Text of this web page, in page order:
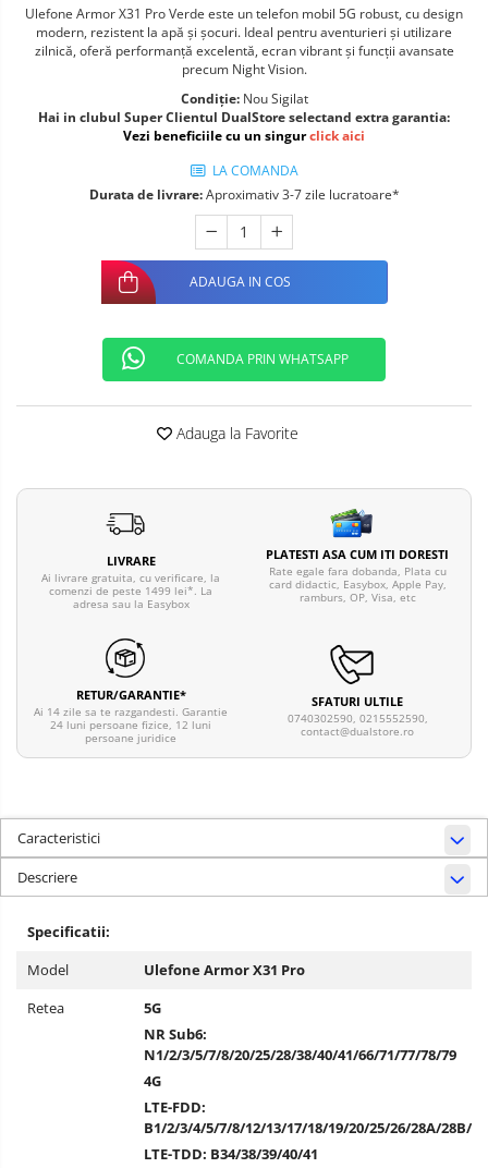
Telefoane mobile ALTE BRANDURI
Ulefone Armor X31 Pro Verde este un telefon mobil 5G robust, cu design
modern, rezistent la apă și șocuri. Ideal pentru aventurieri și utilizare
zilnică, oferă performanță excelentă, ecran vibrant și funcții avansate
precum Night Vision.
Condiție: Nou Sigilat
Hai in clubul Super Clientul DualStore selectand extra garantia:
Vezi beneficiile cu un singurclick aici
LA COMANDA
Durata de livrare:Aproximativ 3-7 zile lucratoare*
ADAUGA IN COS
COMANDA PRIN WHATSAPP
Adauga la Favorite
LIVRARE
Ai livrare gratuita, cu verificare, la
comenzi de peste 1499 lei*. La
adresa sau la Easybox
PLATESTI ASA CUM ITI DORESTI
Rate egale fara dobanda, Plata cu
card didactic, Easybox, Apple Pay,
ramburs, OP, Visa, etc
RETUR/GARANTIE*
Ai 14 zile sa te razgandesti. Garantie
24 luni persoane fizice, 12 luni
persoane juridice
SFATURI ULTILE
0740302590, 0215552590,
contact@dualstore.ro
Caracteristici
Descriere
Specificatii:
Model
Ulefone Armor X31 Pro
Retea
5G
NR Sub6:
N1/2/3/5/7/8/20/25/28/38/40/41/66/71/77/78/79
4G
LTE-FDD:
B1/2/3/4/5/7/8/12/13/17/18/19/20/25/26/28A/28B/
LTE-TDD: B34/38/39/40/41